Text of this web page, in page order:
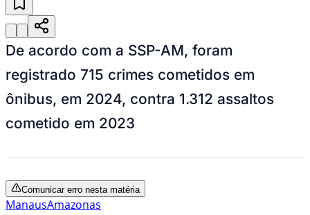
De acordo com a SSP-AM, foram
registrado 715 crimes cometidos em
ônibus, em 2024, contra 1.312 assaltos
cometido em 2023
Comunicar erro nesta matéria
ManausAmazonas